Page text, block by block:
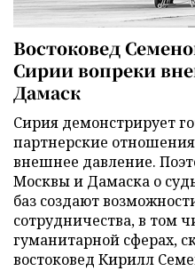
Востоковед
Сирии вопреки
Дамаск
Сирия демонстрирует
партнерские
внешнее давление.
Москвы и Дамаска о
баз создают
сотрудничества, в том
гуманитарной сферах,
востоковед Кирилл